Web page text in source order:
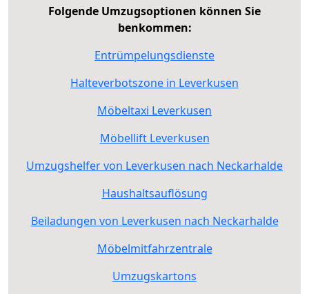
Folgende Umzugsoptionen können Sie
benkommen:
Entrümpelungsdienste
Halteverbotszone in Leverkusen
Möbeltaxi Leverkusen
Möbellift Leverkusen
Umzugshelfer von Leverkusen nach Neckarhalde
Haushaltsauflösung
Beiladungen von Leverkusen nach Neckarhalde
Möbelmitfahrzentrale
Umzugskartons